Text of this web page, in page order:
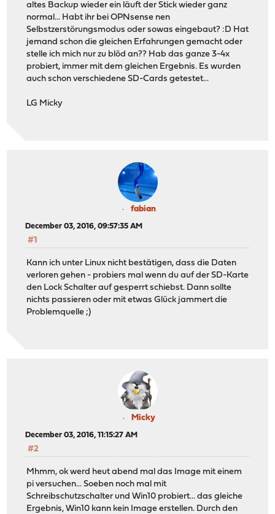
altes Backup wieder ein läuft der Stick wieder ganz
normal... Habt ihr bei OPNsense nen
Selbstzerstörungsmodus oder sowas eingebaut? :D Hat
jemand schon die gleichen Erfahrungen gemacht oder
stelle ich mich nur zu blöd an?? Hab das ganze 3-4x
probiert, immer mit dem gleichen Ergebnis. Es wurden
auch schon verschiedene SD-Cards getestet...
LG Micky
fabian
December 03, 2016, 09:57:35 AM
#1
Kann ich unter Linux nicht bestätigen, dass die Daten
verloren gehen - probiers mal wenn du auf der SD-Karte
den Lock Schalter auf gesperrt schiebst. Dann sollte
nichts passieren oder mit etwas Glück jammert die
Problemquelle ;)
Micky
December 03, 2016, 11:15:27 AM
#2
Mhmm, ok werd heut abend mal das Image mit einem
pi versuchen... Soeben noch mal mit
Schreibschutzschalter und Win10 probiert... das gleiche
Ergebnis, Win10 kann kein Image erstellen. Durch den